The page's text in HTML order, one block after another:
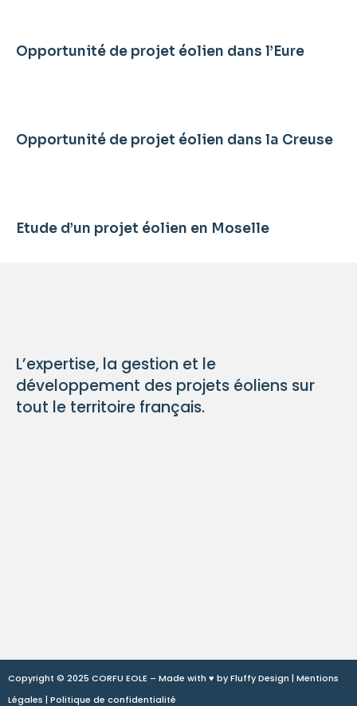
Opportunité de projet éolien dans l’Eure
Opportunité de projet éolien dans la Creuse
Etude d’un projet éolien en Moselle
L’expertise, la gestion et le
développement des projets éoliens sur
tout le territoire français.
Copyright © 2025 CORFU EOLE – Made with ♥ byFluffy Design | Mentions
Légales | Politique de confidentialité